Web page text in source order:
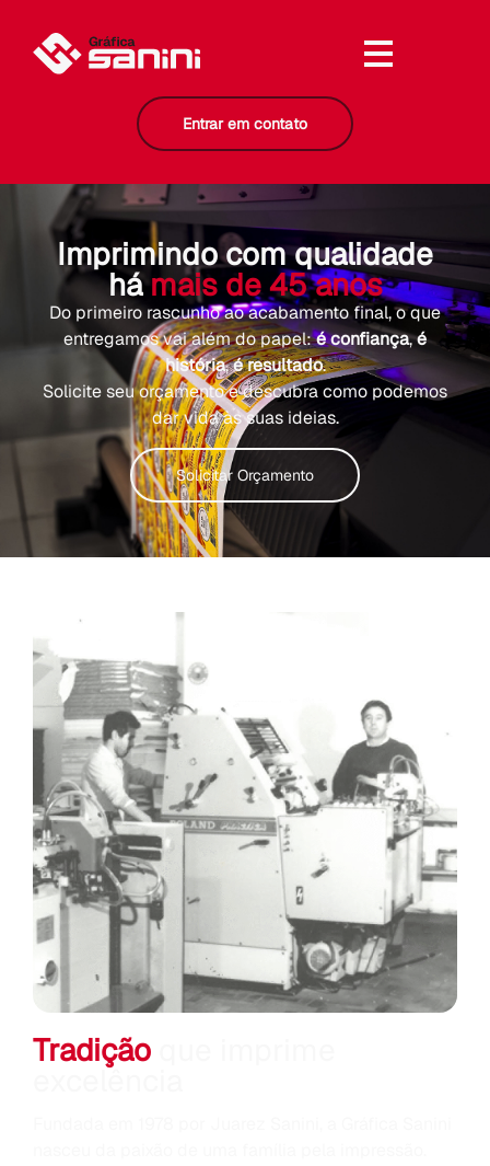
Entrar em contato
Imprimindo com qualidade
hámais de 45 anos
Do primeiro rascunho ao acabamento final, o que
entregamos vai além do papel:é confiança,é
história,é resultado.
Solicite seu orçamento e descubra como podemos
dar vida às suas ideias.
Solicitar Orçamento
Tradição
excelência